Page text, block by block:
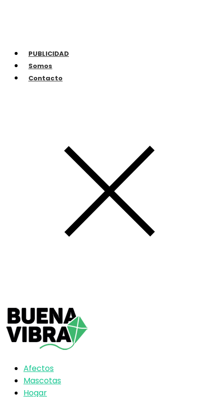
PUBLICIDAD
Somos
Contacto
Afectos
Mascotas
Hogar